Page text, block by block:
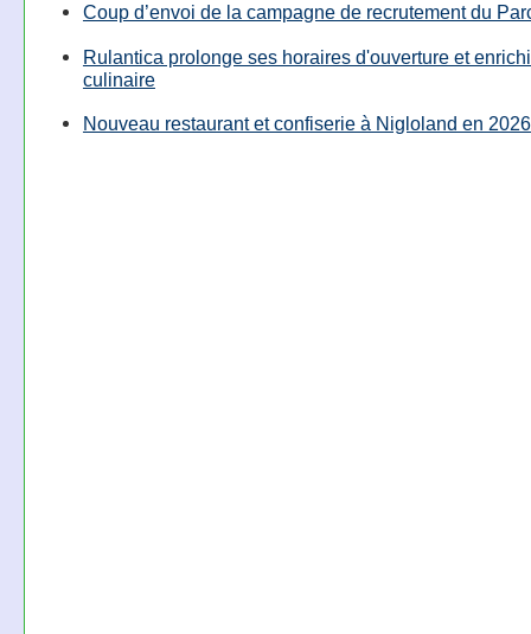
Coup d’envoi de la campagne de recrutement du
Rulantica prolonge ses horaires d'ouverture et
culinaire
Nouveau restaurant et confiserie à Nigloland en 2026